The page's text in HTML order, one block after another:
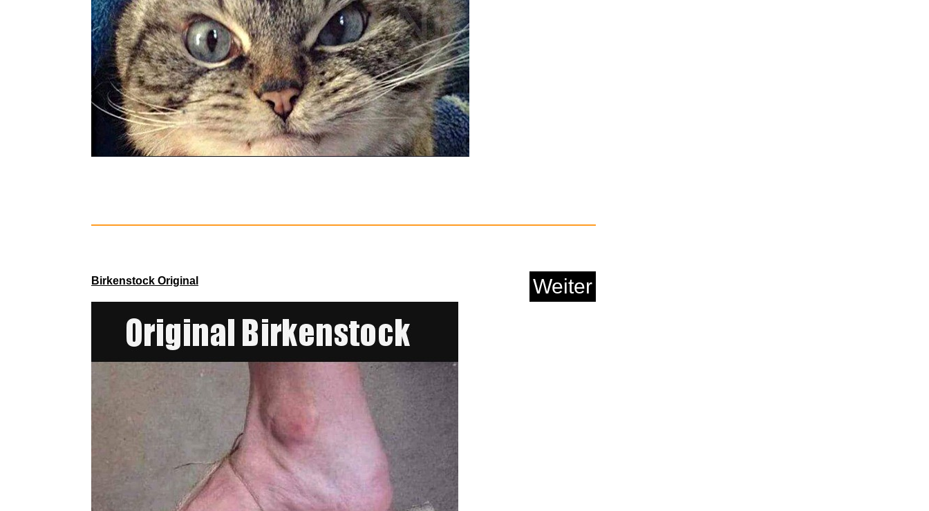
WORX WG801E.91
Heckenschere 20...
Arrow Video The Invisible Swor...
Birkenstock Original Weiter